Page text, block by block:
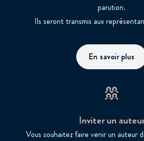
parution.
Ils seront transmis aux
En savoir plus
Inviter un
Vous souhaitez faire venir un auteur